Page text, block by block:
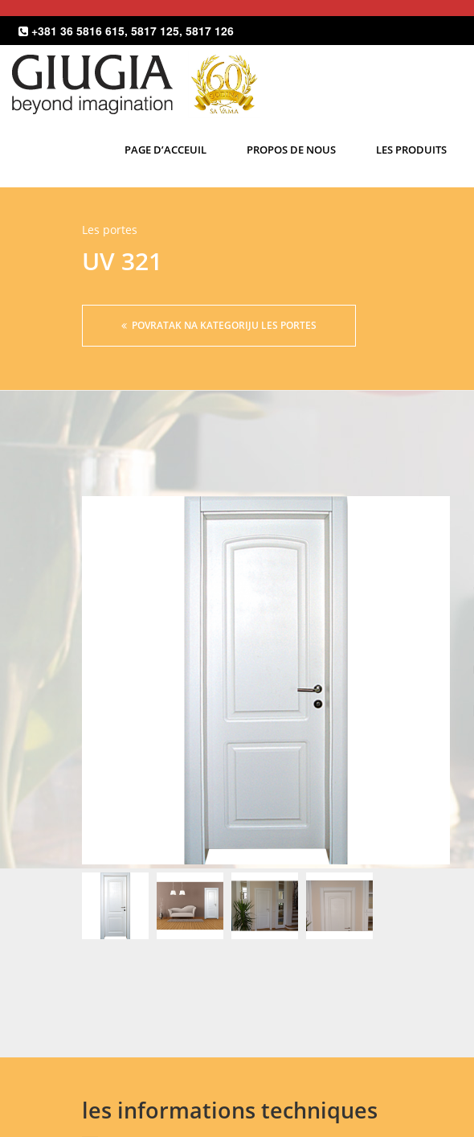
+381 36 5816 615, 5817 125, 5817 126
PAGE D’ACCEUIL PROPOS DE NOUS LES PRODUITS
Les portes
UV 321
POVRATAK NA KATEGORIJU LES PORTES
les informations techniques